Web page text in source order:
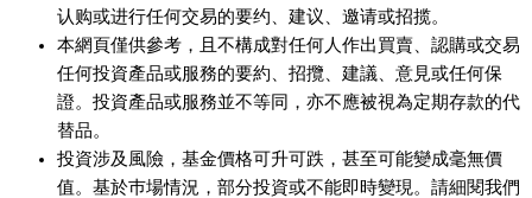
认购或进行任何交易的要约、建议、邀请或招揽。
本網頁僅供參考，且不構成對任何人作出買賣、認購或交易
任何投資產品或服務的要約、招攬、建議、意見或任何保
證。投資產品或服務並不等同，亦不應被視為定期存款的代
替品。
投資涉及風險，基金價格可升可跌，甚至可能變成毫無價
值。基於巿場情況，部分投資或不能即時變現。請細閱我們